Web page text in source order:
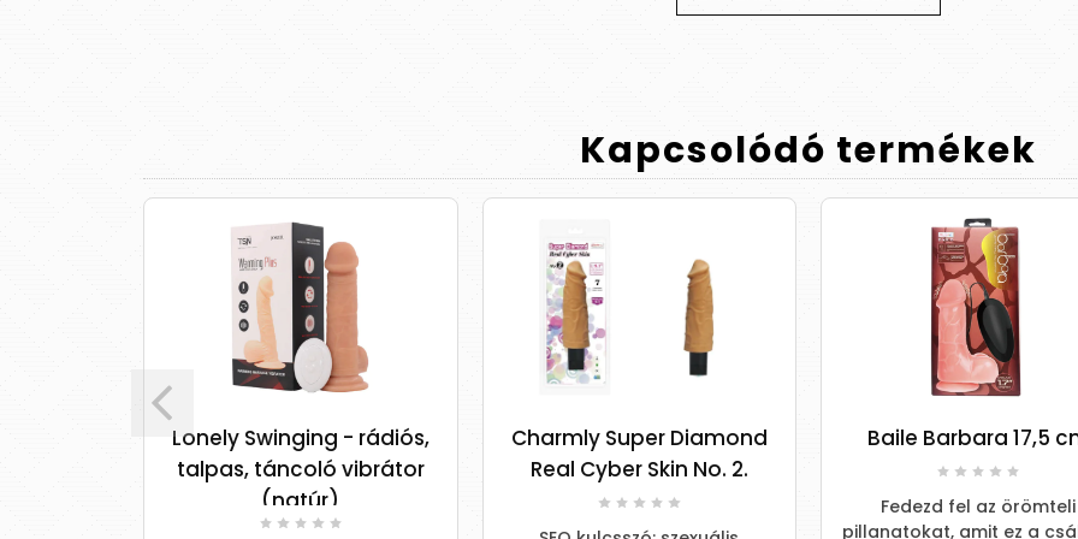
Kapcsolódó termékek
Lonely Swinging - rádiós,
talpas, táncoló vibrátor
(natúr)
Charmly Super Diamond
Real Cyber Skin No. 2.
Baile Barbara 17,5
Fedezd fel az örömteli
pillanatokat, amit ez a